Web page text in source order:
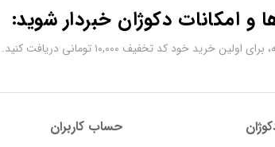
و امکانات دکوژان خبردار شوید:
خرید خود کد تخفیف ۱۰,۰۰۰ تومانی دریافت کنید.
حساب کاربران